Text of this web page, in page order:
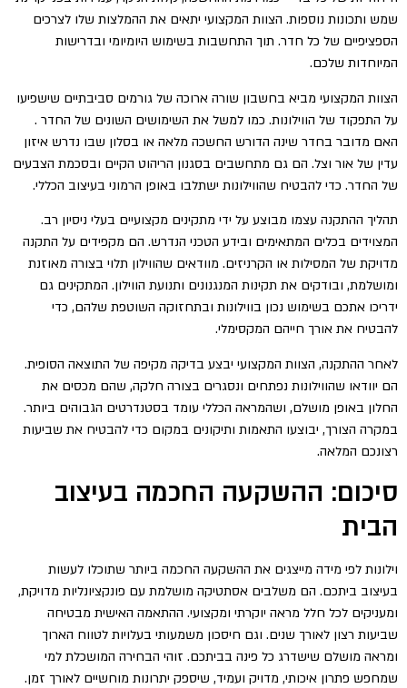
שמש ותכונות נוספות. הצוות המקצועי יתאים את ההמלצות שלו לצרכים
הספציפיים של כל חדר. תוך התחשבות בשימוש היומיומי ובדרישות
המיוחדות שלכם.
הצוות המקצועי מביא בחשבון שורה ארוכה של גורמים סביבתיים שישפיעו
על התפקוד של הווילונות. כמו למשל את השימושים השונים של החדר .
האם מדובר בחדר שינה הדורש החשכה מלאה או בסלון שבו נדרש איזון
עדין של אור וצל. הם גם מתחשבים בסגנון הריהוט הקיים ובסכמת הצבעים
של החדר. כדי להבטיח שהווילונות ישתלבו באופן הרמוני בעיצוב הכללי.
תהליך ההתקנה עצמו מבוצע על ידי מתקינים מקצועיים בעלי ניסיון רב.
המצוידים בכלים המתאימים ובידע הטכני הנדרש. הם מקפידים על התקנה
מדויקת של המסילות או הקרניזים. מוודאים שהווילון תלוי בצורה מאוזנת
ומושלמת, ובודקים את תקינות המנגנונים ותנועת הווילון. המתקינים גם
ידריכו אתכם בשימוש נכון בווילונות ובתחזוקה השוטפת שלהם, כדי
להבטיח את אורך חייהם המקסימלי.
לאחר ההתקנה, הצוות המקצועי יבצע בדיקה מקיפה של התוצאה הסופית.
הם יוודאו שהווילונות נפתחים ונסגרים בצורה חלקה, שהם מכסים את
החלון באופן מושלם, ושהמראה הכללי עומד בסטנדרטים הגבוהים ביותר.
במקרה הצורך, יבוצעו התאמות ותיקונים במקום כדי להבטיח את שביעות
רצונכם המלאה.
סיכום: ההשקעה החכמה בעיצוב
הבית
וילונות לפי מידה מייצגים את ההשקעה החכמה ביותר שתוכלו לעשות
בעיצוב ביתכם. הם משלבים אסתטיקה מושלמת עם פונקציונליות מדויקת,
ומעניקים לכל חלל מראה יוקרתי ומקצועי. ההתאמה האישית מבטיחה
שביעות רצון לאורך שנים. וגם חיסכון משמעותי בעלויות לטווח הארוך
ומראה מושלם שישדרג כל פינה בביתכם. זוהי הבחירה המושכלת למי
שמחפש פתרון איכותי, מדויק ועמיד, שיספק יתרונות מוחשיים לאורך זמן.